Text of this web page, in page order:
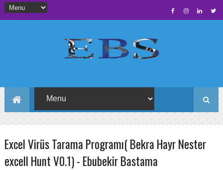
Excel Virüs Tarama Programı( Bekra Hayr Nester
excell Hunt V0.1) - Ebubekir Bastama